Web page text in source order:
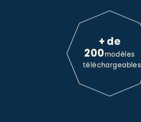
+ de
200modèles
téléchargeables